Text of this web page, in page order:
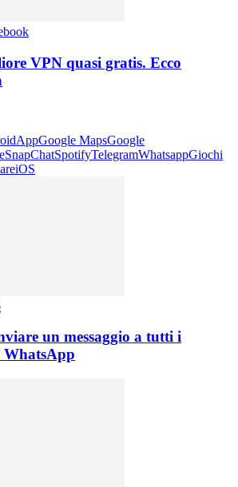
VPN quasi gratis. Ecco
AppGoogle MapsGoogle
SnapChatSpotifyTelegramWhatsappGiochi
iOS
un messaggio a tutti i
WhatsApp